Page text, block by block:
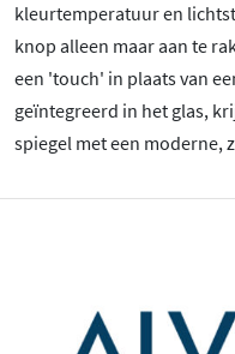
kleurtemperatuur en
knop alleen maar aan te
een 'touch' in plaats van
geïntegreerd in het glas,
spiegel met een moderne,